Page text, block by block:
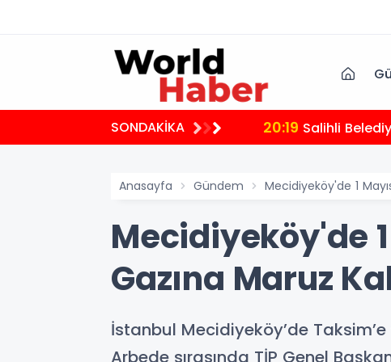
SONDAKİKA 20:19 Salihli
Anasayfa Gündem Mecidiyeköy'de 1
Mecidiyeköy'de
Gazına Maruz
İstanbul Mecidiyeköy’de
Arbede sırasında TİP Genel